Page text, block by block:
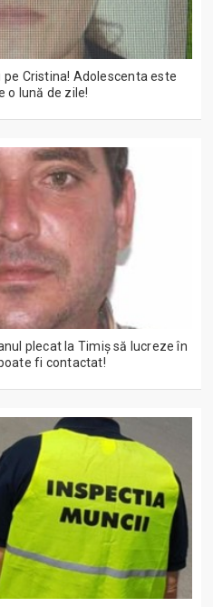
Cristina! Adolescenta este
o lună de zile!
plecat la Timiș să lucreze în
fi contactat!